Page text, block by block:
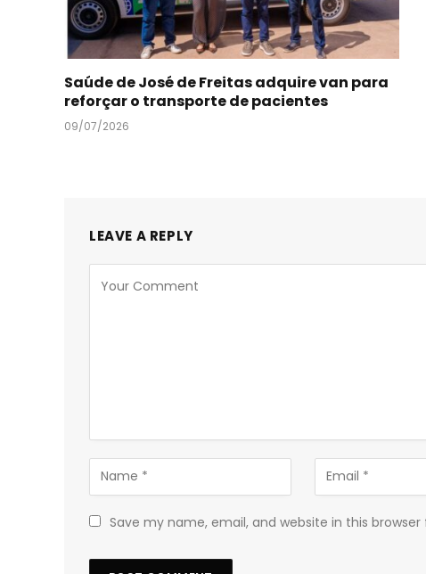
Saúde de José de Freitas adquire van para
reforçar o transporte de pacientes
09/07/2026
LEAVE A REPLY
Save my name, email, and website in this